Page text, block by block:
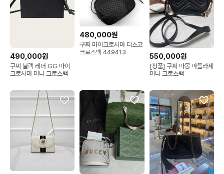
490,000원
구찌 블랙 레더 GG 마이
크로시마 미니 크로스백
480,000원
구찌 마이크로시마 디스코
크로스백 449413
550,000원
[정품] 구찌 마몽 마틀라세
미니 크로스백